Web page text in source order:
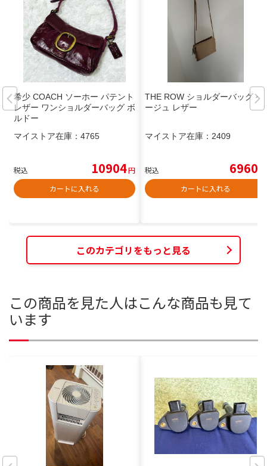
希少 COACH ソーホー パテント
レザー ワンショルダーバッグ ボ
ルドー
マイストア在庫： 4765
税込 10904円
カートに入れる
THE ROW ショルダーバッグ ベ
ージュ レザー
マイストア在庫： 2409
税込 6960
カートに入れる
このカテゴリをもっと見る
この商品を見た人はこんな商品も見て
います